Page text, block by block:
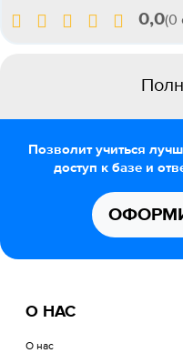
0,0(0
Позволит учиться
доступ к базе и
О НАС
О нас